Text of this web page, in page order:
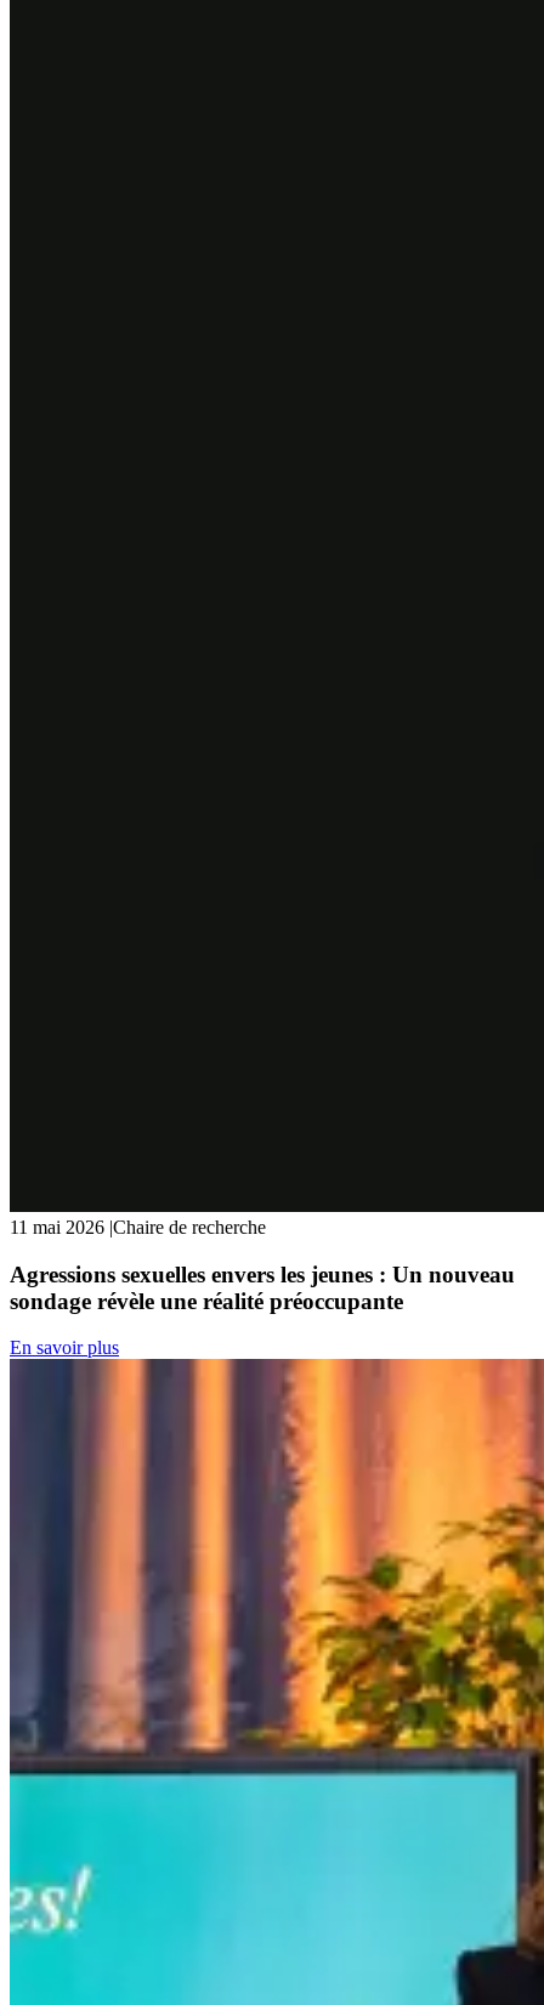
11 mai 2026 |Chaire de recherche
Agressions sexuelles envers les jeunes : Un nouveau
sondage révèle une réalité préoccupante
En savoir plus